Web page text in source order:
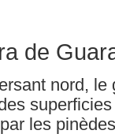
de
nord, le
les